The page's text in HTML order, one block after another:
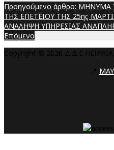
Προηγούμενο άρθρο:
ΤΗΣ ΕΠΕΤΕΙΟΥ ΤΗΣ 25ης
ΑΝΑΛΗΨΗ ΥΠΗΡΕΣΙΑΣ
Επόμενο
Copyright © 2026 Δ.Δ.Ε ΠΕΙΡΑΙΑ
📍